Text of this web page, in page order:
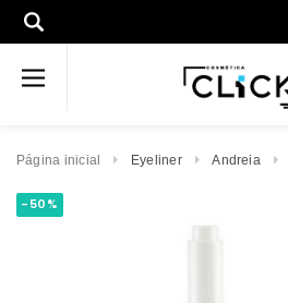
Página inicial Eyeliner Andreia
-50%